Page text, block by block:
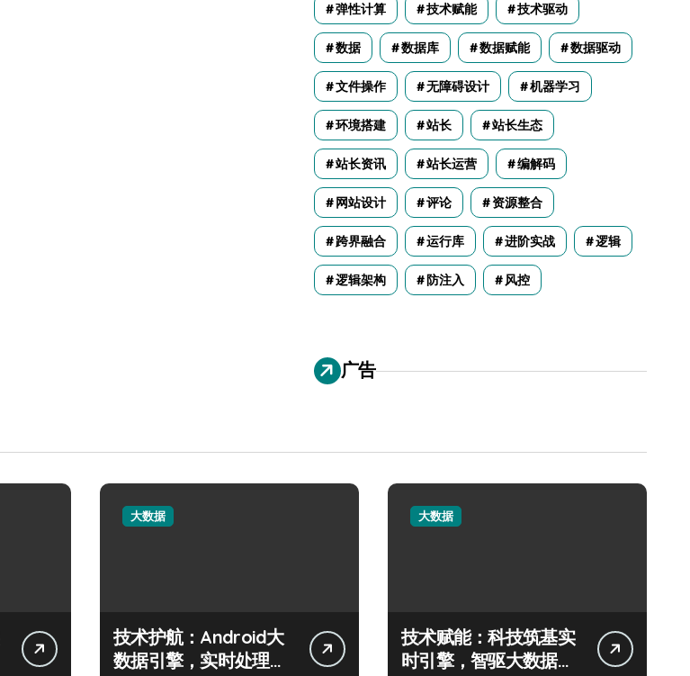
弹性计算 技术赋能 技术驱动
数据 数据库 数据赋能 数据驱动
文件操作 无障碍设计 机器学习
环境搭建 站长 站长生态
站长资讯 站长运营 编解码
网站设计 评论 资源整合
跨界融合 运行库 进阶实战 逻辑
逻辑架构 防注入 风控
广告
大数据
技术护航：Android大
数据引擎，实时处理引
大数据
技术赋能：科技筑基实
时引擎，智驱大数据秒